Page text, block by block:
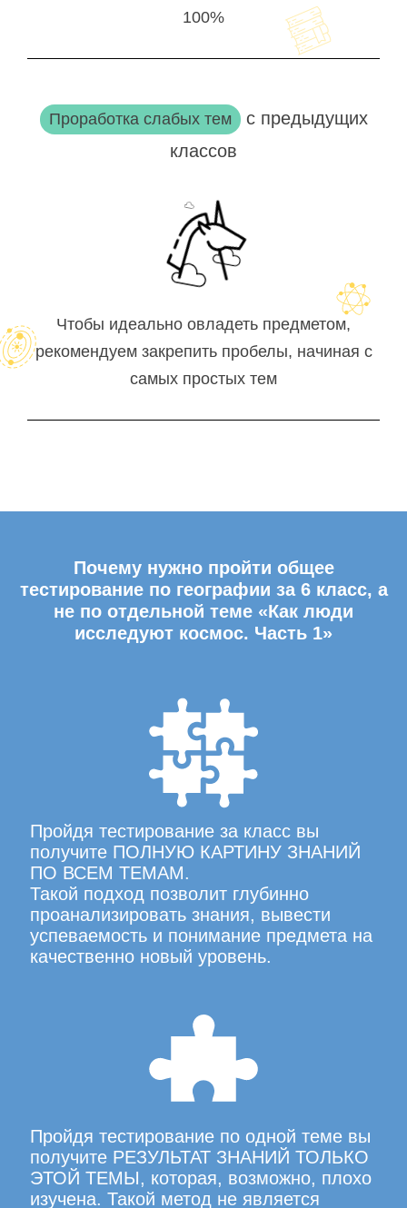
100%
Проработка слабых тем с предыдущих
классов
Чтобы идеально овладеть предметом,
рекомендуем закрепить пробелы, начиная с
самых простых тем
Почему нужно пройти общее
тестирование по географии за 6 класс, а
не по отдельной теме «Как люди
исследуют космос. Часть 1»
Пройдя тестирование за класс вы
получите ПОЛНУЮ КАРТИНУ ЗНАНИЙ
ПО ВСЕМ ТЕМАМ.
Такой подход позволит глубинно
проанализировать знания, вывести
успеваемость и понимание предмета на
качественно новый уровень.
Пройдя тестирование по одной теме вы
получите РЕЗУЛЬТАТ ЗНАНИЙ ТОЛЬКО
ЭТОЙ ТЕМЫ, которая, возможно, плохо
изучена. Такой метод не является